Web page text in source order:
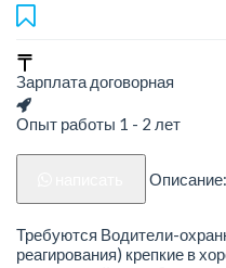
Зарплата договорная
Опыт работы 1 - 2 лет
Описание:
Требуются Водители-
реагирования) крепкие в